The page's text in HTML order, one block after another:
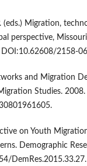
(eds.) Migration,
perspective,
DOI:10.62608/2158-
and Migration
Studies.
on Youth
Demographic
DemRes.2015.33.27.